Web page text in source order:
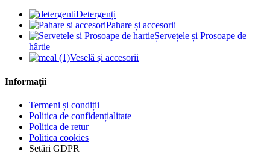
Detergenți
Pahare și accesorii
Șervețele și Prosoape de
hârtie
Veselă și accesorii
Informații
Termeni și condiții
Politica de confidențialitate
Politica de retur
Politica cookies
Setări GDPR